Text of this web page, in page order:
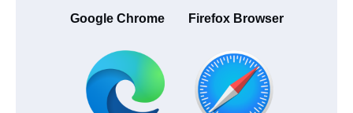
Google Chrome Firefox Browser